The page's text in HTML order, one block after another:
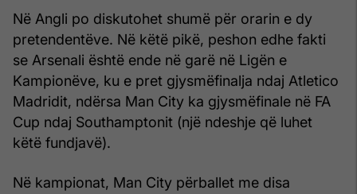
Në Angli po diskutohet shumë për orarin e dy
pretendentëve. Në këtë pikë, peshon edhe fakti
se Arsenali është ende në garë në Ligën e
Kampionëve, ku e pret gjysmëfinalja ndaj Atletico
Madridit, ndërsa Man City ka gjysmëfinale në FA
Cup ndaj Southamptonit (një ndeshje që luhet
këtë fundjavë).
Në kampionat, Man City përballet me disa